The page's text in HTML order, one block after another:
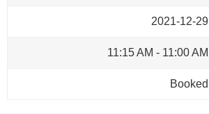
2021-12-29
11:00 AM
-
11:15 AM
Booked